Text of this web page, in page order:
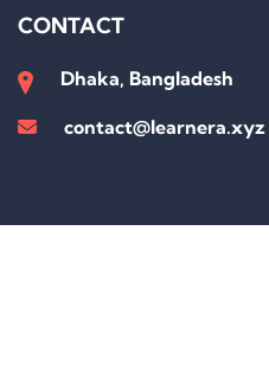
CONTACT
Dhaka, Bangladesh
contact@learnera.xyz